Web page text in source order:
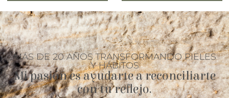
MÁS DE 20 AÑOS TRANSFORMANDO PIELES
Y HÁBITOS
Mi pasión es ayudarte a reconciliarte
con tu reflejo.